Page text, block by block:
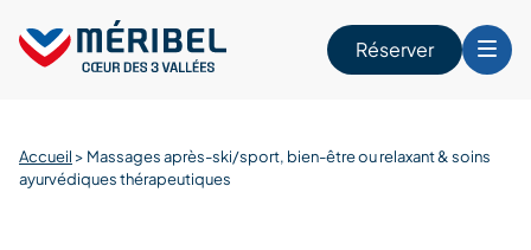
content
Réserver
Accueil > Massages après-ski/sport, bien-être ou relaxant & soins
ayurvédiques thérapeutiques